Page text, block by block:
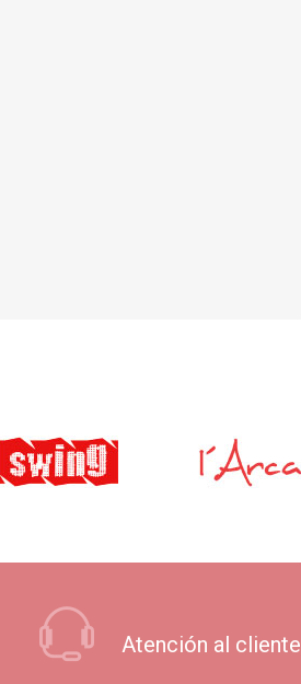
Atención al cliente